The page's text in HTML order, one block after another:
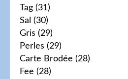
Tag (31)
Sal (30)
Gris (29)
Perles (29)
Carte Brodée (28)
Fee (28)